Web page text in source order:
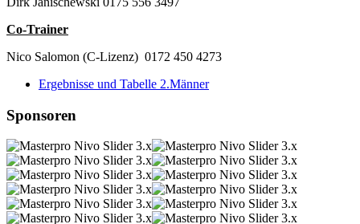
Co-Trainer
Nico Salomon (C-Lizenz) 0172 450 4273
Ergebnisse und Tabelle 2.Männer
Sponsoren